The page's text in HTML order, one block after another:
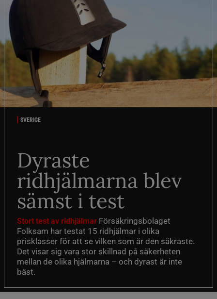
SVERIGE
Dyraste
ridhjälmarna blev
sämst i test
Stort test av ridhjälmar Försäkringsbolaget
Folksam har testat 15 ridhjälmar i olika
prisklasser för att se vilken som är den säkraste.
Det visar sig vara stor skillnad på säkerheten
mellan de olika hjälmarna – och dyrast är inte
bäst.